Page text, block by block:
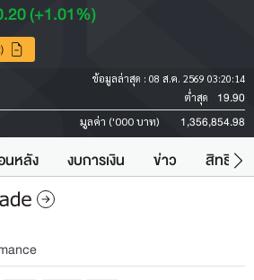
(+1.01%)
ข้อมูลล่าสุด : 08 ส.ค. 2569 03:20:14
ต่ำสุด 19.90
มูลค่า ('000 บาท) 1,356,854.98
นหลัง งบการเงิน ข่าว สิทธิปร